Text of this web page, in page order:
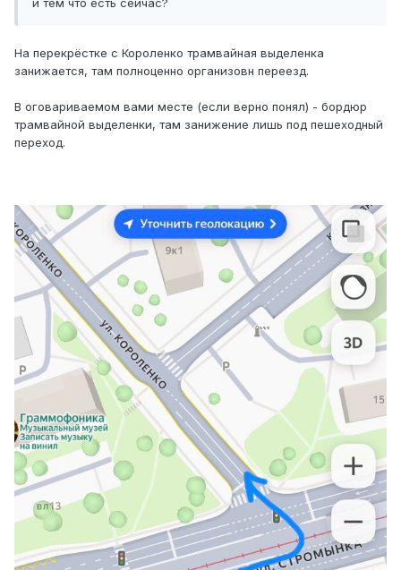
и тем что есть сейчас?
На перекрёстке с Короленко трамвайная выделенка
занижается, там полноценно организовн переезд.
В оговариваемом вами месте (если верно понял) - бордюр
трамвайной выделенки, там занижение лишь под пешеходный
переход.